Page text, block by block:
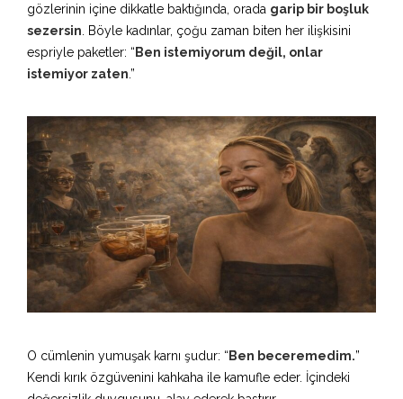
gözlerinin içine dikkatle baktığında, orada garip bir boşluk
sezersin. Böyle kadınlar, çoğu zaman biten her ilişkisini
espriyle paketler: “ Ben istemiyorum değil, onlar
istemiyor zaten.”
O cümlenin yumuşak karnı şudur: “ Ben beceremedim.”
Kendi kırık özgüvenini kahkaha ile kamufle eder. İçindeki